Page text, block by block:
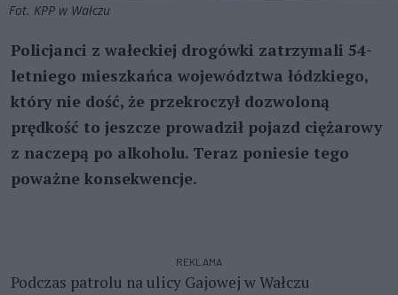
Fot. KPP w Wałczu
Policjanci z wałeckiej drogówki zatrzymali 54-
letniego mieszkańca województwa łódzkiego,
który nie dość, że przekroczył dozwoloną
prędkość to jeszcze prowadził pojazd ciężarowy
z naczepą po alkoholu. Teraz poniesie tego
poważne konsekwencje.
REKLAMA
Podczas patrolu na ulicy Gajowej w Wałczu